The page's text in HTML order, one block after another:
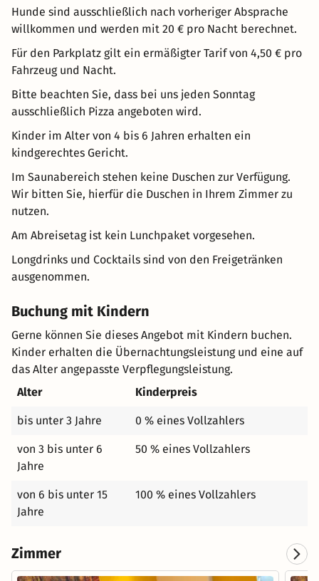
Hunde sind ausschließlich nach vorheriger Absprache
willkommen und werden mit 20 € pro Nacht berechnet.
Für den Parkplatz gilt ein ermäßigter Tarif von 4,50 € pro
Fahrzeug und Nacht.
Bitte beachten Sie, dass bei uns jeden Sonntag
ausschließlich Pizza angeboten wird.
Kinder im Alter von 4 bis 6 Jahren erhalten ein
kindgerechtes Gericht.
Im Saunabereich stehen keine Duschen zur Verfügung.
Wir bitten Sie, hierfür die Duschen in Ihrem Zimmer zu
nutzen.
Am Abreisetag ist kein Lunchpaket vorgesehen.
Longdrinks und Cocktails sind von den Freigetränken
ausgenommen.
Buchung mit Kindern
Gerne können Sie dieses Angebot mit Kindern buchen.
Kinder erhalten die Übernachtungsleistung und eine auf
das Alter angepasste Verpflegungsleistung.
Alter
Kinderpreis
bis unter 3 Jahre 0 % eines Vollzahlers
von 3 bis unter 6
Jahre
50 % eines Vollzahlers
von 6 bis unter 15
Jahre
100 % eines Vollzahlers
Zimmer